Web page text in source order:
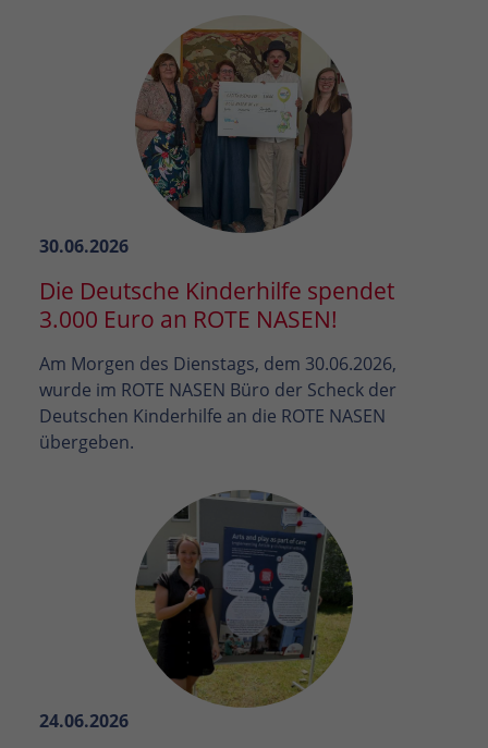
30.06.2026
Die Deutsche Kinderhilfe spendet
3.000 Euro an ROTE NASEN!
Am Morgen des Dienstags, dem 30.06.2026,
wurde im ROTE NASEN Büro der Scheck der
Deutschen Kinderhilfe an die ROTE NASEN
übergeben.
24.06.2026